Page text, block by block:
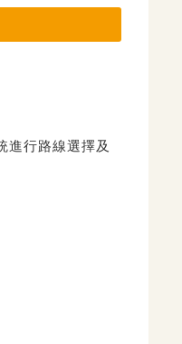
進行路線選擇及